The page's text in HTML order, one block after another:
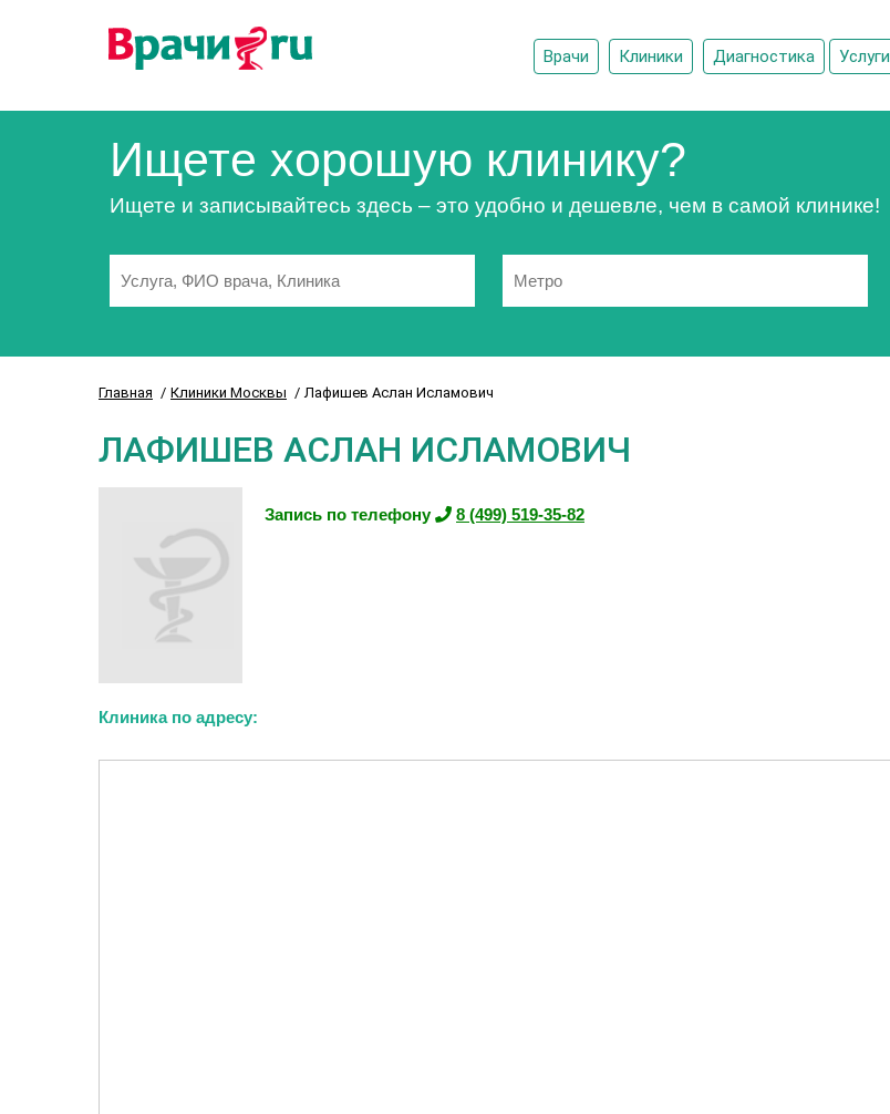
Врачи Клиники Диагностика Услуги
Ищете хорошую клинику?
Ищете и записывайтесь здесь – это удобно и дешевле, чем в самой клинике!
Главная Клиники Москвы Лафишев Аслан Исламович
ЛАФИШЕВ АСЛАН ИСЛАМОВИЧ
Запись по телефону 8 (499) 519-35-82
Клиника по адресу: